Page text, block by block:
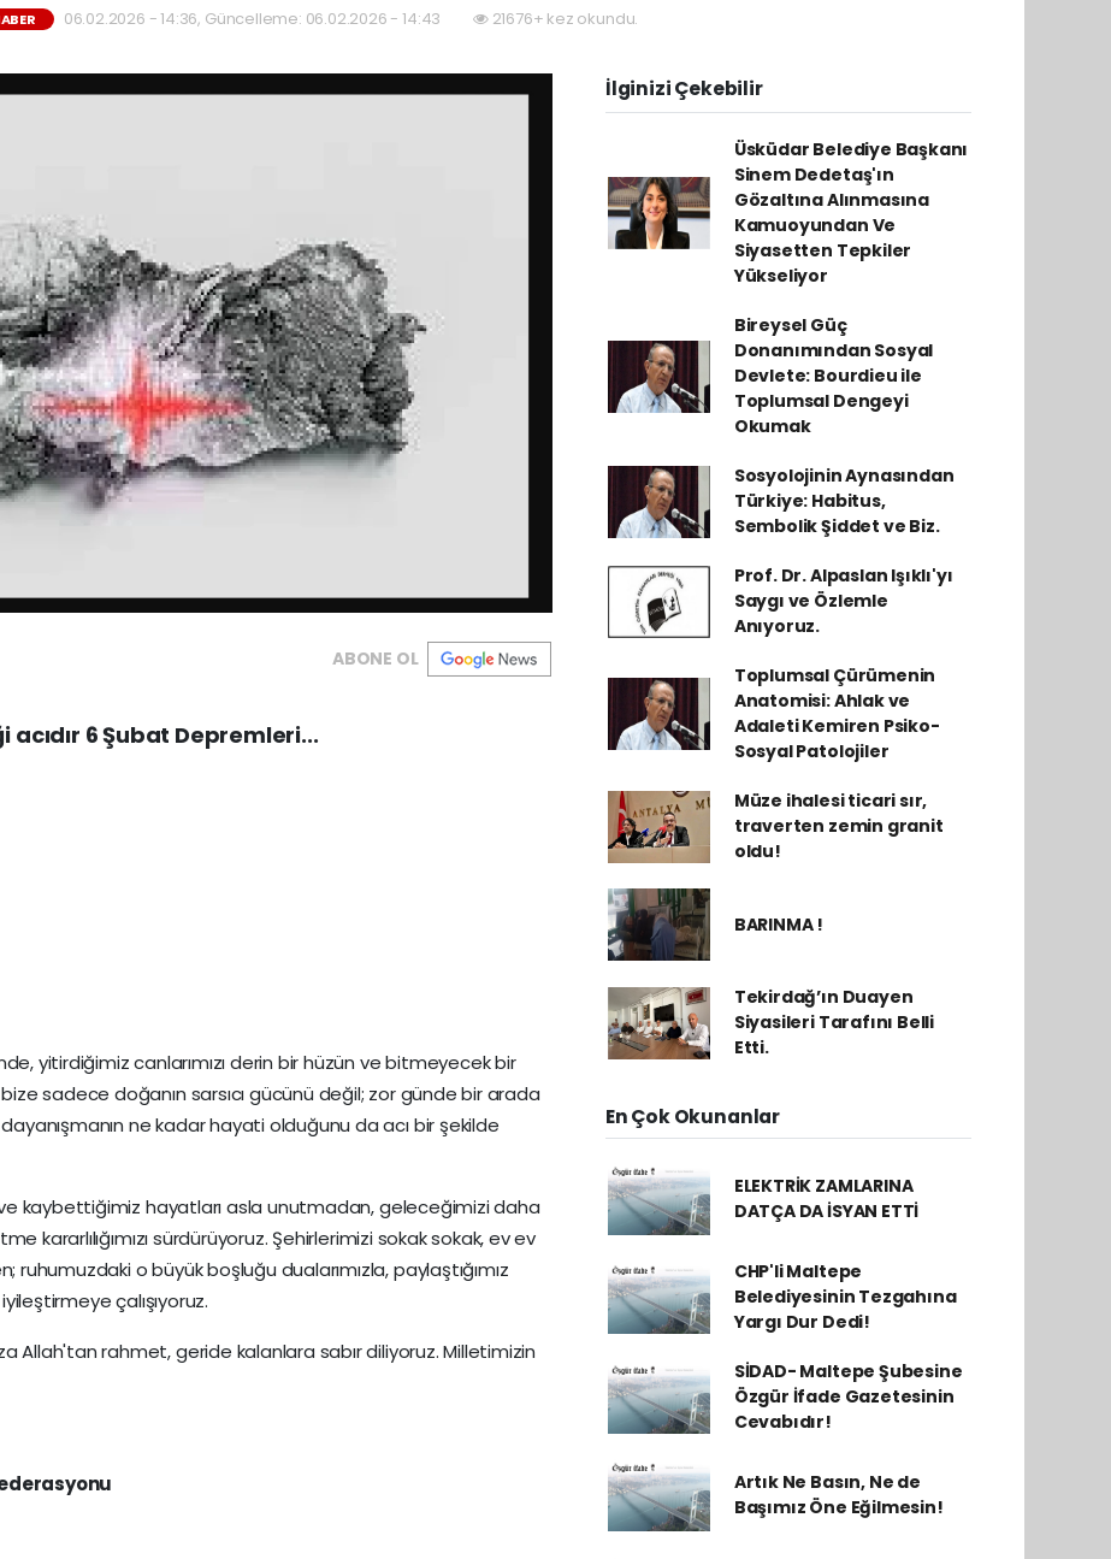
06.02.2026 - 14:36, Güncelleme: 06.02.2026 - 14:43 21676+ kez okundu.
ABONE OL
6 Şubat Depremleri...
yitirdiğimiz canlarımızı derin bir hüzün ve bitmeyecek bir
sadece doğanın sarsıcı gücünü değil; zor günde bir arada
ne kadar hayati olduğunu da acı bir şekilde
kaybettiğimiz hayatları asla unutmadan, geleceğimizi daha
kararlılığımızı sürdürüyoruz. Şehirlerimizi sokak sokak, ev ev
ruhumuzdaki o büyük boşluğu dualarımızla, paylaştığımız
çalışıyoruz.
Allah'tan rahmet, geride kalanlara sabır diliyoruz. Milletimizin
İlginizi Çekebilir
Üsküdar Belediye Başkanı
Sinem Dedetaş'ın
Gözaltına Alınmasına
Kamuoyundan Ve
Siyasetten Tepkiler
Yükseliyor
Bireysel Güç
Donanımından Sosyal
Devlete: Bourdieu ile
Toplumsal Dengeyi
Okumak
Sosyolojinin Aynasından
Türkiye: Habitus,
Sembolik Şiddet ve Biz.
Prof. Dr. Alpaslan Işıklı'yı
Saygı ve Özlemle
Anıyoruz.
Toplumsal Çürümenin
Anatomisi: Ahlak ve
Adaleti Kemiren Psiko-
Sosyal Patolojiler
Müze ihalesi ticari sır,
traverten zemin granit
oldu!
BARINMA !
Tekirdağ’ın Duayen
Siyasileri Tarafını Belli
Etti.
En Çok Okunanlar
ELEKTRİK ZAMLARINA
DATÇA DA İSYAN ETTİ
CHP'li Maltepe
Belediyesinin Tezgahına
Yargı Dur Dedi!
SİDAD- Maltepe Şubesine
Özgür İfade Gazetesinin
Cevabıdır!
Artık Ne Basın, Ne de
Başımız Öne Eğilmesin!